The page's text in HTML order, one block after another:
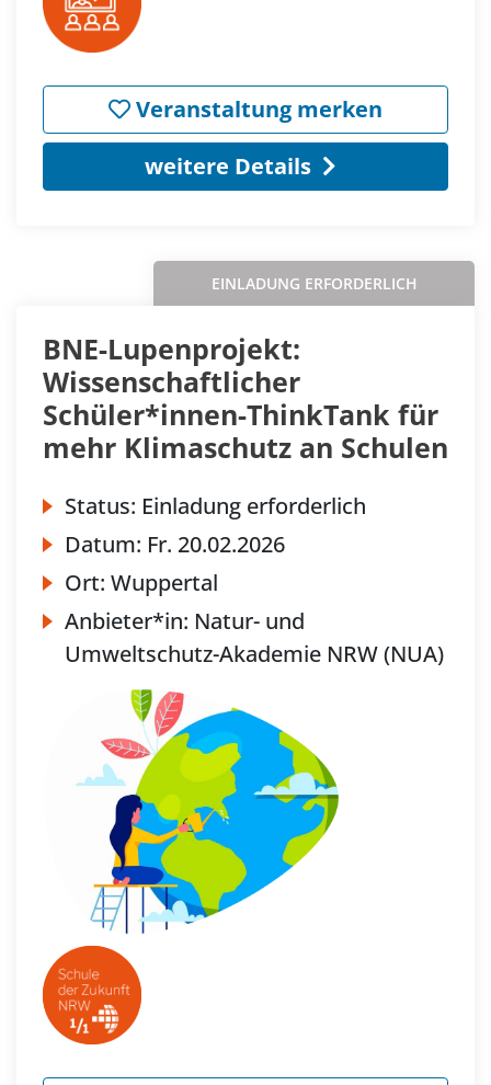
Veranstaltung merken
weitere Details
EINLADUNG ERFORDERLICH
BNE-Lupenprojekt:
Wissenschaftlicher
Schüler*innen-ThinkTank für
mehr Klimaschutz an Schulen
Status: Einladung erforderlich
Datum: Fr. 20.02.2026
Ort: Wuppertal
Anbieter*in: Natur- und
Umweltschutz-Akademie NRW (NUA)